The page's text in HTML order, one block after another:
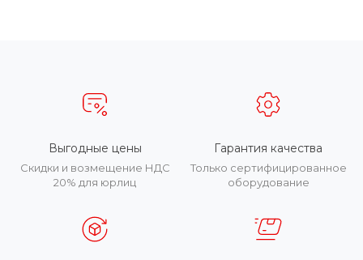
Выгодные цены
Скидки и возмещение НДС
20% для юрлиц
Гарантия качества
Только сертифицированное
оборудование